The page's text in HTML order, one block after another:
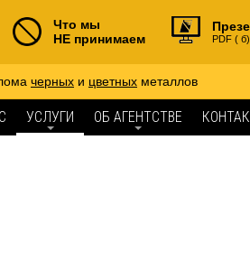
Что мы
НЕ принимаем
PDF ( б)
черных и цветных металлов
УСЛУГИ ОБ АГЕНТСТВЕ